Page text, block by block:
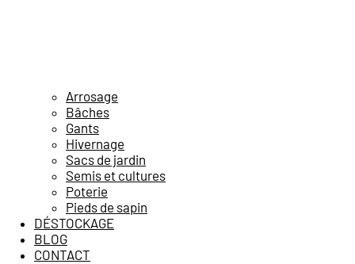
Arrosage
Bâches
Gants
Hivernage
Sacs de jardin
Semis et cultures
Poterie
Pieds de sapin
DÉSTOCKAGE
BLOG
CONTACT